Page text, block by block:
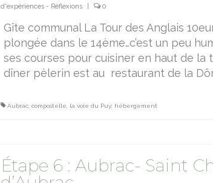
d'expériences - Réflexions
0
Gîte communal La Tour des Anglais
plongée dans le 14ème…c’est un peu
ses courses pour cuisiner en haut de la
dîner pèlerin est au restaurant de la
Aubrac, compostelle la voie du Puy; hébergement
Étape 6 : Aubrac- Saint